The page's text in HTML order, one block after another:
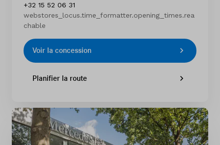
+32 15 52 06 31
webstores_locus.time_formatter.opening_times.rea
chable
Voir la concession
Planifier la route